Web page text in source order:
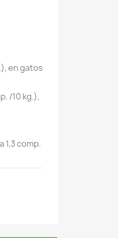
en gatos
/10 kg.),
1,3 comp.